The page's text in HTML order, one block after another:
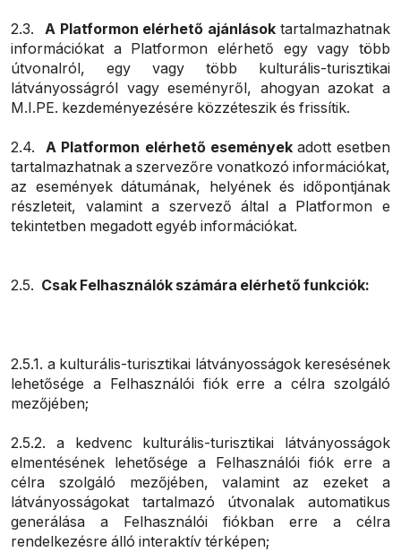
2.3. A Platformon elérhető ajánlásoktartalmazhatnak
információkat a Platformon elérhető egy vagy több
útvonalról, egy vagy több kulturális-turisztikai
látványosságról vagy eseményről, ahogyan azokat a
M.I.PE. kezdeményezésére közzéteszik és frissítik.
2.4.A Platformon elérhető események adott esetben
tartalmazhatnak a szervezőre vonatkozó információkat,
az események dátumának, helyének és időpontjának
részleteit, valamint a szervező által a Platformon e
tekintetben megadott egyéb információkat.
2.5. Csak Felhasználók számára elérhető funkciók:
2.5.1. a kulturális-turisztikai látványosságok keresésének
lehetősége a Felhasználói fiók erre a célra szolgáló
mezőjében;
2.5.2. a kedvenc kulturális-turisztikai látványosságok
elmentésének lehetősége a Felhasználói fiók erre a
célra szolgáló mezőjében, valamint az ezeket a
látványosságokat tartalmazó útvonalak automatikus
generálása a Felhasználói fiókban erre a célra
rendelkezésre álló interaktív térképen;